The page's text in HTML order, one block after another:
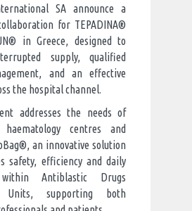
SA announce a
for TEPADINA®
in Greece, designed to
supply, qualified
and an effective
the hospital channel.
addresses the needs of
centres and
an innovative solution
safety, efficiency and daily
Antiblastic Drugs
Units, supporting both